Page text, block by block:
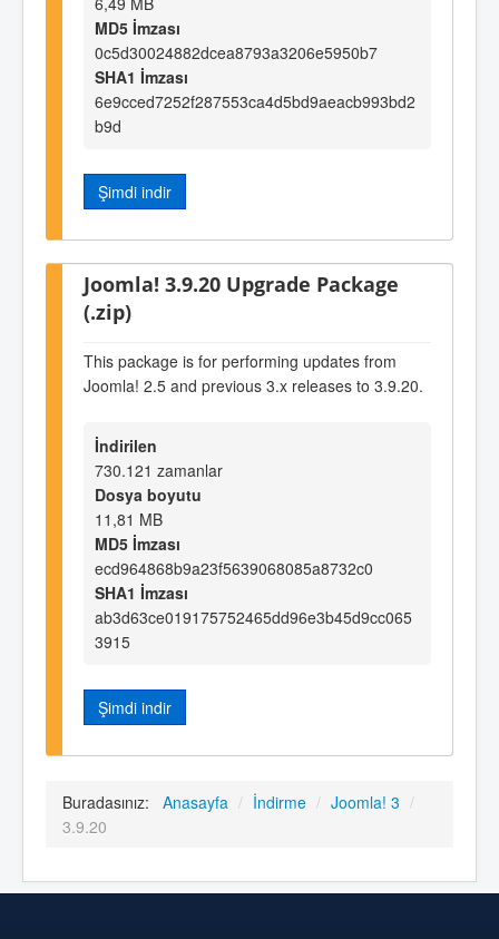
MD5 İmzası
0c5d30024882dcea8793a3206e5950b7
SHA1 İmzası
6e9cced7252f287553ca4d5bd9aeacb993bd2
b9d
Şimdi indir
Joomla! 3.9.20 Upgrade Package
(.zip)
This package is for performing updates from
Joomla! 2.5 and previous 3.x releases to 3.9.20.
İndirilen
730.121 zamanlar
Dosya boyutu
11,81 MB
MD5 İmzası
ecd964868b9a23f5639068085a8732c0
SHA1 İmzası
ab3d63ce019175752465dd96e3b45d9cc065
3915
Şimdi indir
Buradasınız: Anasayfa / İndirme / Joomla! 3 /
3.9.20